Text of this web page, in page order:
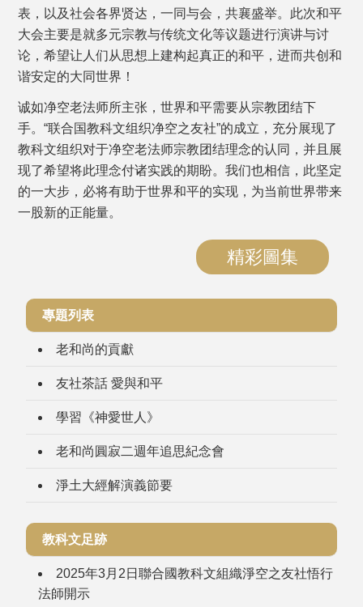
表，以及社会各界贤达，一同与会，共襄盛举。此次和平
大会主要是就多元宗教与传统文化等议题进行演讲与讨
论，希望让人们从思想上建构起真正的和平，进而共创和
谐安定的大同世界！
诚如净空老法师所主张，世界和平需要从宗教团结下
手。“联合国教科文组织净空之友社”的成立，充分展现了
教科文组织对于净空老法师宗教团结理念的认同，并且展
现了希望将此理念付诸实践的期盼。我们也相信，此坚定
的一大步，必将有助于世界和平的实现，为当前世界带来
一股新的正能量。
精彩圖集
專題列表
老和尚的貢獻
友社茶話 愛與和平
學習《神愛世人》
老和尚圓寂二週年追思紀念會
淨土大經解演義節要
教科文足跡
2025年3月2日聯合國教科文組織淨空之友社悟行
法師開示